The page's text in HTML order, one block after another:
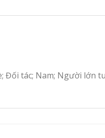
Đối tác; Nam; Người lớn